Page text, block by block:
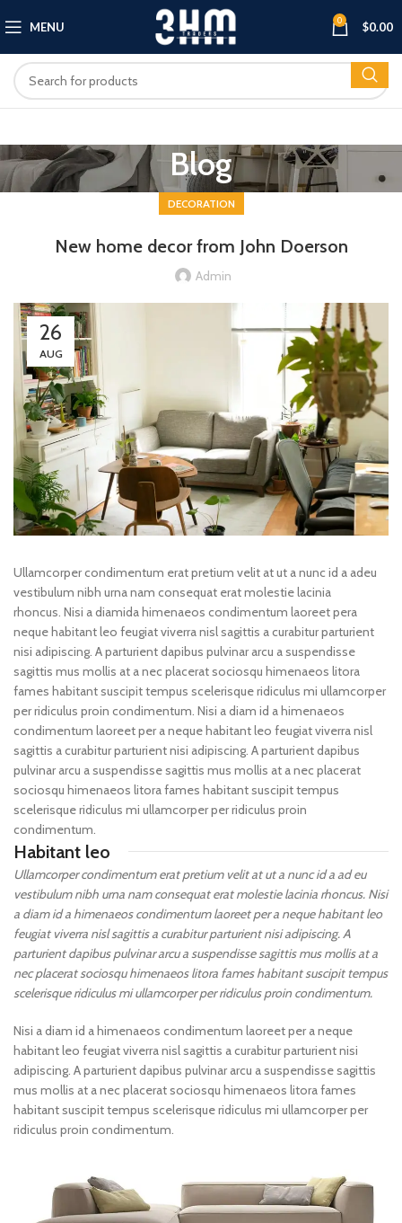
MENU 0 $0.00
Blog
DECORATION
New home decor from John Doerson
Admin
26
AUG
Ullamcorper condimentum erat pretium velit at ut a nunc id a adeu
vestibulum nibh urna nam consequat erat molestie lacinia
rhoncus. Nisi a diamida himenaeos condimentum laoreet pera
neque habitant leo feugiat viverra nisl sagittis a curabitur parturient
nisi adipiscing. A parturient dapibus pulvinar arcu a suspendisse
sagittis mus mollis at a nec placerat sociosqu himenaeos litora
fames habitant suscipit tempus scelerisque ridiculus mi ullamcorper
per ridiculus proin condimentum. Nisi a diam id a himenaeos
condimentum laoreet per a neque habitant leo feugiat viverra nisl
sagittis a curabitur parturient nisi adipiscing. A parturient dapibus
pulvinar arcu a suspendisse sagittis mus mollis at a nec placerat
sociosqu himenaeos litora fames habitant suscipit tempus
scelerisque ridiculus mi ullamcorper per ridiculus proin
condimentum.
Habitant leo
Ullamcorper condimentum erat pretium velit at ut a nunc id a ad eu
vestibulum nibh urna nam consequat erat molestie lacinia rhoncus. Nisi
a diam id a himenaeos condimentum laoreet per a neque habitant leo
feugiat viverra nisl sagittis a curabitur parturient nisi adipiscing. A
parturient dapibus pulvinar arcu a suspendisse sagittis mus mollis at a
nec placerat sociosqu himenaeos litora fames habitant suscipit tempus
scelerisque ridiculus mi ullamcorper per ridiculus proin condimentum.
Nisi a diam id a himenaeos condimentum laoreet per a neque
habitant leo feugiat viverra nisl sagittis a curabitur parturient nisi
adipiscing. A parturient dapibus pulvinar arcu a suspendisse sagittis
mus mollis at a nec placerat sociosqu himenaeos litora fames
habitant suscipit tempus scelerisque ridiculus mi ullamcorper per
ridiculus proin condimentum.